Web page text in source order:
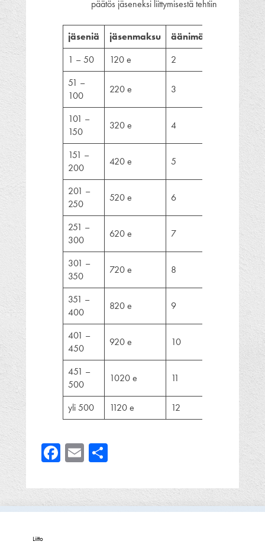
päätös jäseneksi liittymisestä tehtiin
jäseniä jäsenmaksu
äänimäärä
1 – 50
120 e
2
51 –
100
220 e 3
101 –
150
320 e 4
151 –
200
420 e 5
201 –
250
520 e 6
251 –
300
620 e 7
301 –
350
720 e 8
351 –
400
820 e 9
401 –
450
920 e 10
451 –
500
1020 e 11
yli 500 1120 e 12
Facebook
Email
Liitto